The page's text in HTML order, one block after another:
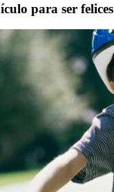
para ser felices